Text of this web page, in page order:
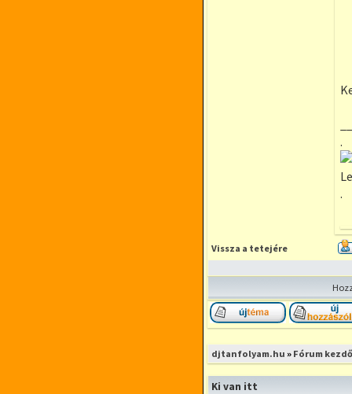
.
.
Vissza a tetejére
Új téma nyitása
djtanfolyam.hu » Fórum
Ki van itt